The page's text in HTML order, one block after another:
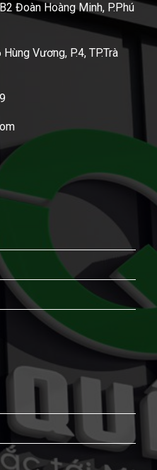
Đoàn Hoàng Minh, P.Phú
Vương, P.4, TP.Trà